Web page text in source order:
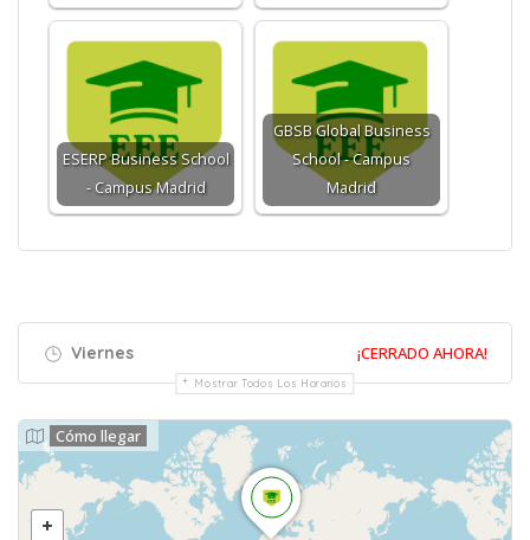
ESERP Business School
- Campus Madrid
GBSB Global Business
School - Campus
Madrid
Viernes ¡CERRADO AHORA!
Mostrar Todos Los Horarios
Cómo llegar